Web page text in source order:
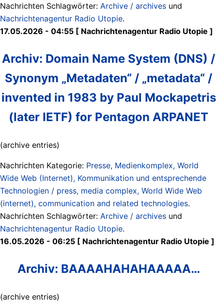
Nachrichten Schlagwörter: Archive / archives und
Nachrichtenagentur Radio Utopie.
17.05.2026 - 04:55 [ Nachrichtenagentur Radio Utopie ]
Archiv: Domain Name System (DNS) /
Synonym „Metadaten“ / „metadata“ /
invented in 1983 by Paul Mockapetris
(later IETF) for Pentagon ARPANET
(archive entries)
Nachrichten Kategorie: Presse, Medienkomplex, World
Wide Web (Internet), Kommunikation und entsprechende
Technologien / press, media complex, World Wide Web
(internet), communication and related technologies.
Nachrichten Schlagwörter: Archive / archives und
Nachrichtenagentur Radio Utopie.
16.05.2026 - 06:25 [ Nachrichtenagentur Radio Utopie ]
Archiv: BAAAAHAHAHAAAAA…
(archive entries)